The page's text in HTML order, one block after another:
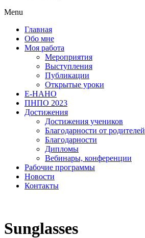
Menu
Главная
Обо мне
Моя работа
Мероприятия
Выступления
Публикации
Открытые уроки
Е-НАНО
ПНПО 2023
Достижения
Достижения учеников
Благодарности от родителей
Благодарности
Дипломы
Вебинары, конференции
Рабочие программы
Новости
Контакты
Sunglasses